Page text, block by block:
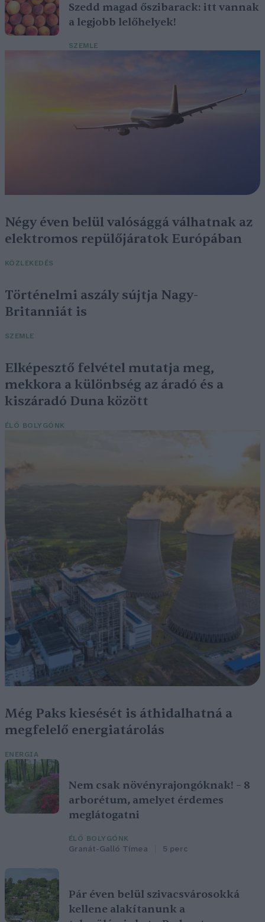
Szedd magad őszibarack: itt vannak
a legjobb lelőhelyek!
SZEMLE
Négy éven belül valósággá válhatnak az
elektromos repülőjáratok Európában
KÖZLEKEDÉS
Történelmi aszály sújtja Nagy-
Britanniát is
SZEMLE
Elképesztő felvétel mutatja meg,
mekkora a különbség az áradó és a
kiszáradó Duna között
ÉLŐ BOLYGÓNK
Még Paks kiesését is áthidalhatná a
megfelelő energiatárolás
ENERGIA
Nem csak növényrajongóknak! – 8
arborétum, amelyet érdemes
meglátogatni
ÉLŐ BOLYGÓNK
Granát-Galló Tímea 5 perc
Pár éven belül szivacsvárosokká
kellene alakítanunk a